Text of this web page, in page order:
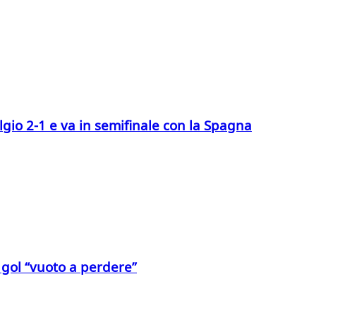
2-1 e va in semifinale con la Spagna
“vuoto a perdere”